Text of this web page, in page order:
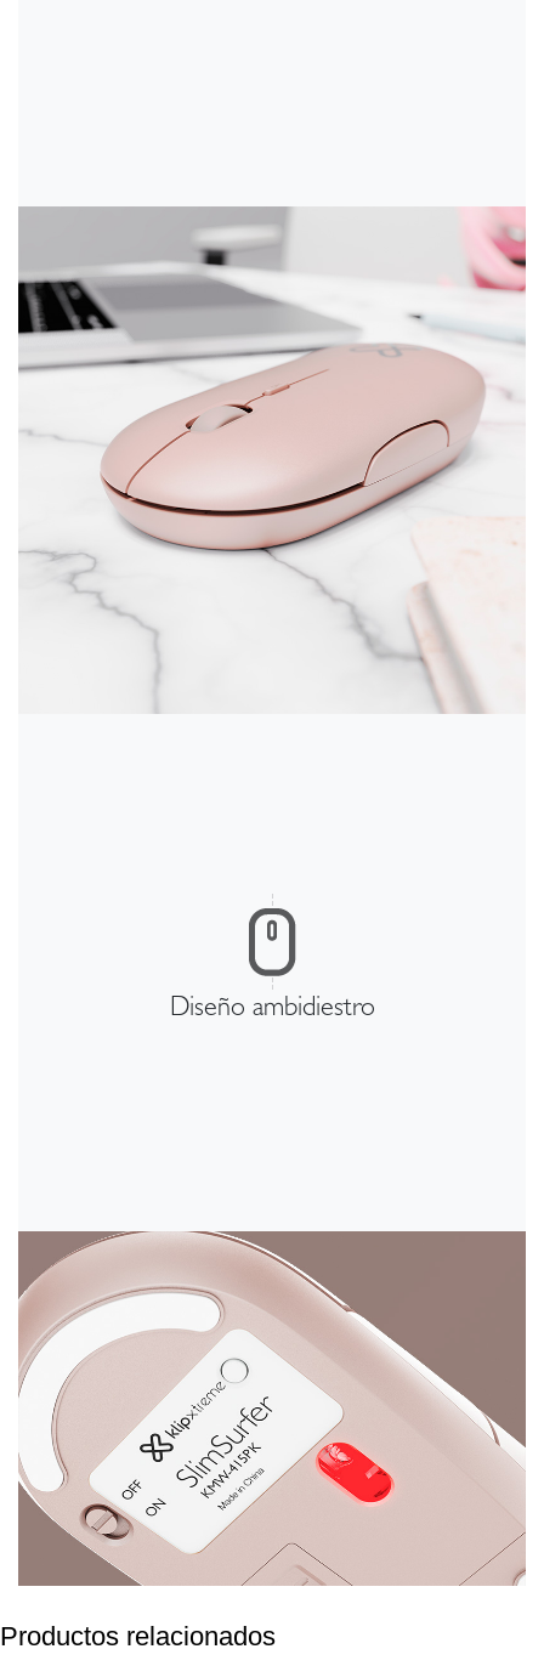
Productos relacionados